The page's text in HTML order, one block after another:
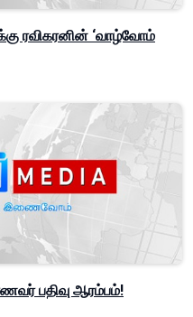
ரவிகரனின் ‘வாழ்வோம்
பதிவு ஆரம்பம்!